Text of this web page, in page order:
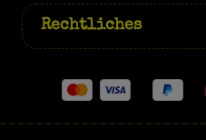
Rechtliches